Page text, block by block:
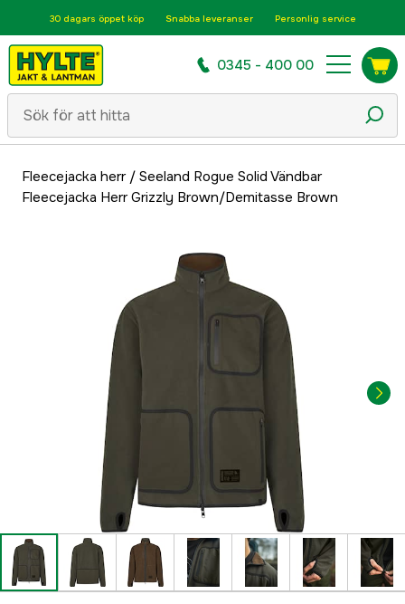
30 dagars öppet köp Snabba leveranser Personlig service
0345 - 400 00
Fleecejacka herr/ Seeland Rogue Solid Vändbar
Fleecejacka Herr Grizzly Brown/Demitasse Brown